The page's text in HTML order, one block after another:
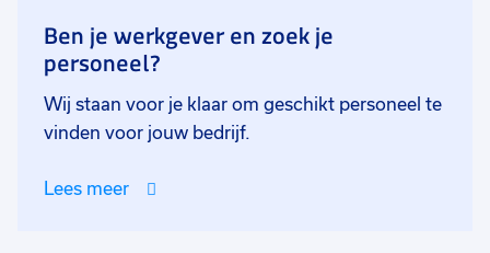
Ben je werkgever en zoek je
personeel?
Wij staan voor je klaar om geschikt personeel te
vinden voor jouw bedrijf.
Lees meer